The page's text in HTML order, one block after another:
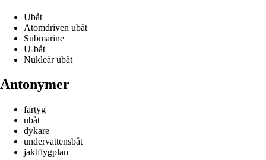
Ubåt
Atomdriven ubåt
Submarine
U-båt
Nukleär ubåt
Antonymer
fartyg
ubåt
dykare
undervattensbåt
jaktflygplan